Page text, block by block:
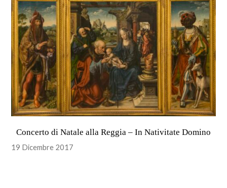
Concerto di Natale alla Reggia – In Nativitate Domino
19 Dicembre 2017